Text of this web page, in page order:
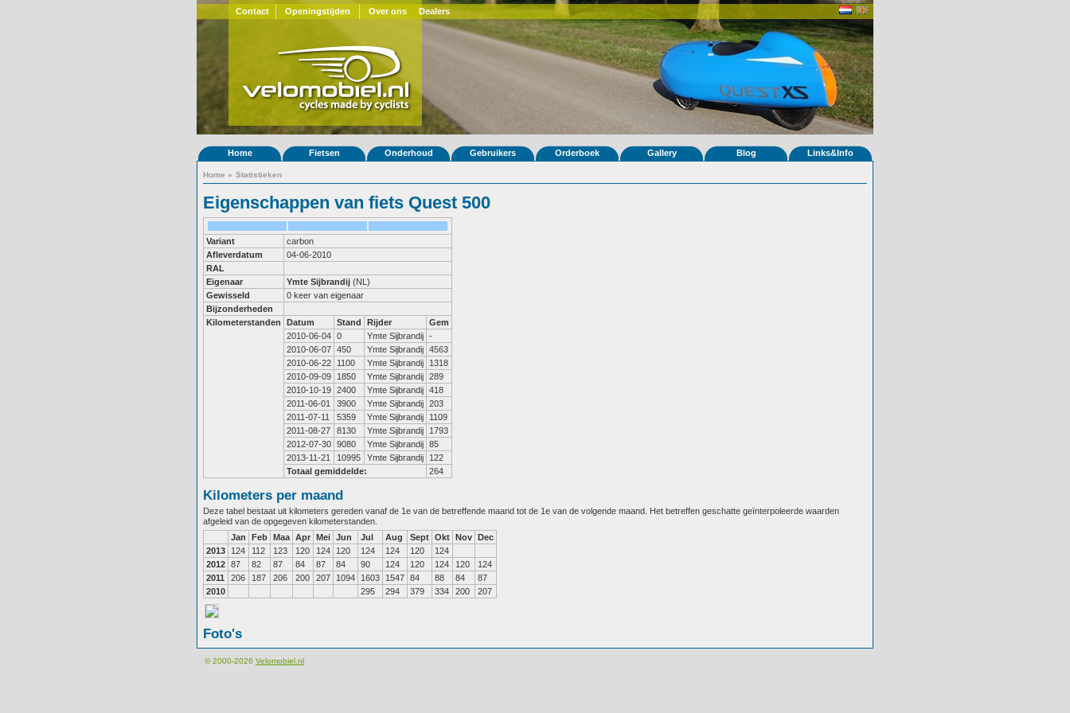
Contact Openingstijden Over ons Dealers
Home Fietsen Onderhoud Gebruikers Orderboek Gallery Blog Links&Info
Home » Statistieken
Eigenschappen van fiets Quest 500
Variant
carbon
Afleverdatum
04-06-2010
RAL
Eigenaar
Ymte Sijbrandij (NL)
Gewisseld
0 keer van eigenaar
Bijzonderheden
Kilometerstanden
Datum Stand Rijder
Gem
2010-06-04 0 Ymte Sijbrandij -
2010-06-07 450 Ymte Sijbrandij 4563
2010-06-22
1100 Ymte Sijbrandij
1318
2010-09-09
1850 Ymte Sijbrandij 289
2010-10-19 2400 Ymte Sijbrandij 418
2011-06-01
3900 Ymte Sijbrandij 203
2011-07-11
5359 Ymte Sijbrandij
1109
2011-08-27
8130 Ymte Sijbrandij
1793
2012-07-30 9080 Ymte Sijbrandij 85
2013-11-21
10995 Ymte Sijbrandij
122
Totaal gemiddelde:
264
Kilometers per maand
Deze tabel bestaat uit kilometers gereden vanaf de 1e van de betreffende maand tot de 1e van de volgende maand. Het betreffen geschatte geïnterpoleerde waarden
afgeleid van de opgegeven kilometerstanden.
Jan
Feb Maa Apr Mei Jun Jul Aug Sept Okt Nov Dec
2013
124 112 123 120 124 120 124 124 120
124
2012 87 82 87 84 87 84 90 124 120 124 120
124
2011
206 187 206 200 207 1094 1603 1547 84 88 84
87
2010
295 294 379 334 200 207
Foto's
© 2000-2026 Velomobiel.nl